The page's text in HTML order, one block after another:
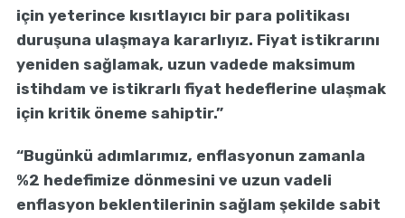
için yeterince kısıtlayıcı bir para politikası
duruşuna ulaşmaya kararlıyız. Fiyat istikrarını
yeniden sağlamak, uzun vadede maksimum
istihdam ve istikrarlı fiyat hedeflerine ulaşmak
için kritik öneme sahiptir.”
“Bugünkü adımlarımız, enflasyonun zamanla
%2 hedefimize dönmesini ve uzun vadeli
enflasyon beklentilerinin sağlam şekilde sabit